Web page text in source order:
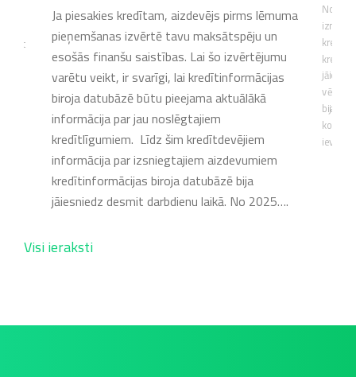
Ja piesakies kredītam, aizdevējs pirms lēmuma
pieņemšanas izvērtē tavu maksātspēju un
esošās finanšu saistības. Lai šo izvērtējumu
varētu veikt, ir svarīgi, lai kredītinformācijas
biroja datubāzē būtu pieejama aktuālākā
informācija par jau noslēgtajiem
kredītlīgumiem. Līdz šim kredītdevējiem
informācija par izsniegtajiem aizdevumiem
kredītinformācijas biroja datubāzē bija
jāiesniedz desmit darbdienu laikā. No 2025….
No
vēlāk
bija
ko
Visi ieraksti